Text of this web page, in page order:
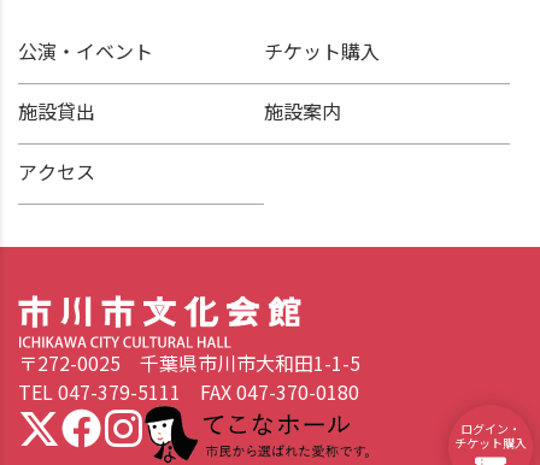
公演・イベント チケット購入
施設貸出 施設案内
アクセス
ログイン・
チケット購入
〒272-0025 千葉県市川市大和田1-1-5
TEL 047-379-5111 FAX 047-370-0180
てこなホール 市民から選ばれた愛称です。